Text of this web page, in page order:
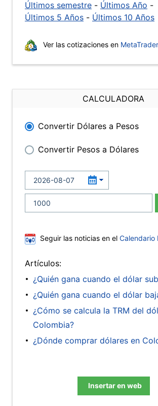
Últimos semestre - Últimos Año -
Últimos 5 Años - Últimos 10 Años
Ver las cotizaciones en
CALCULADORA
Convertir Dólares a Pesos
Convertir Pesos a Dólares
Seguir las noticias en el Calendario
Artículos:
¿Quién gana cuando el dólar
¿Quién gana cuando el dólar
¿Cómo se calcula la TRM del
Colombia?
¿Dónde comprar dólares en
Insertar en web